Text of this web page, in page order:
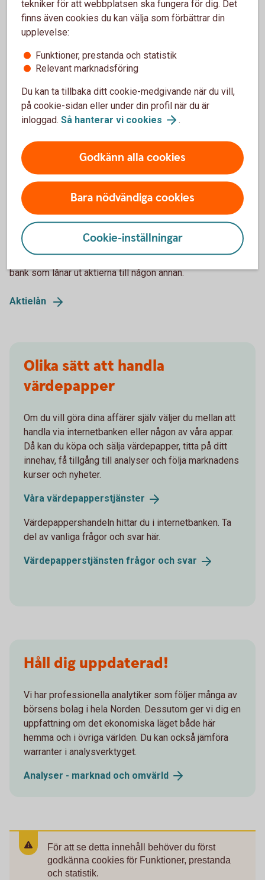
Warranter
Med warranter tar du del av aktiers värdeförändring utan att
Warranter
Certifikat – Bull & Bear
Passar dig som är aktiv och villig att ta risk för att ha en
möjlighet att öka avkastningen i din placering.
Certifikat – Bull &
Aktielån
Ett aktielån innebär att aktieägaren lånar ut sina aktier till en
bank som lånar ut aktierna till någon annan.
Aktielån
Olika sätt att handla
värdepapper
Om du vill göra dina affärer själv väljer du mellan att
handla via internetbanken eller någon av våra appar.
Då kan du köpa och sälja värdepapper, titta på ditt
innehav, få tillgång till analyser och följa marknadens
kurser och nyheter.
Våra värdepapperstjänster
Värdepappershandeln hittar du i internetbanken. Ta
del av vanliga frågor och svar här.
Värdepapperstjänsten frågor och svar
Håll dig uppdaterad!
Vi har professionella analytiker som följer många av
börsens bolag i hela Norden. Dessutom ger vi dig en
uppfattning om det ekonomiska läget både här
hemma och i övriga världen. Du kan också jämföra
warranter i analysverktyget.
Analyser - marknad och omvärld
För att se detta innehåll behöver du först
godkänna cookies för Funktioner, prestanda
och statistik.
tekniker för att webbplatsen ska fungera för dig. Det
finns även cookies du kan välja som förbättrar din
upplevelse:
Funktioner, prestanda och statistik
Relevant marknadsföring
Du kan ta tillbaka ditt cookie-medgivande när du vill,
på cookie-sidan eller under din profil när du är
inloggad. Så hanterar vi cookies .
Godkänn alla cookies
Bara nödvändiga cookies
Cookie-inställningar